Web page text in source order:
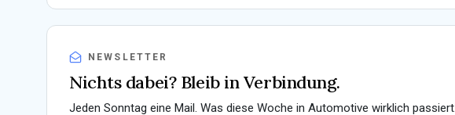
NEWSLETTER
Nichts dabei? Bleib in Verbindung.
Jeden Sonntag eine Mail. Was diese Woche in Automotive wirklich